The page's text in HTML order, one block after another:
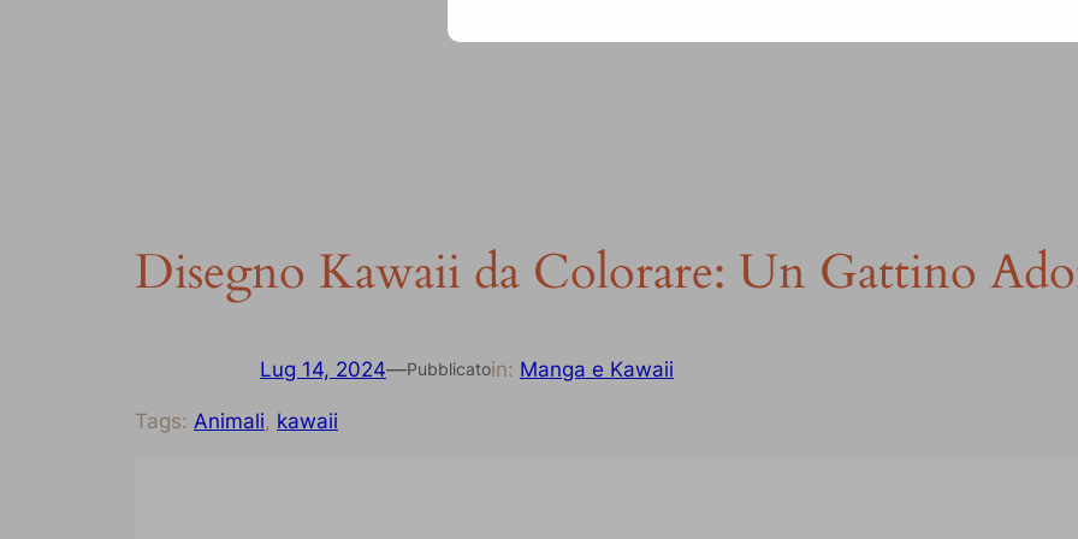
Disegno Kawaii da Colorare: Un Gattino
Lug 14, 2024—Pubblicatoin: Manga e Kawaii
Tags: Animali, kawaii